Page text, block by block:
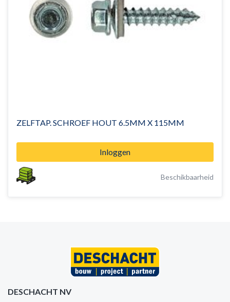
ZELFTAP. SCHROEF HOUT 6.5MM X 115MM
Inloggen
Beschikbaarheid
DESCHACHT NV